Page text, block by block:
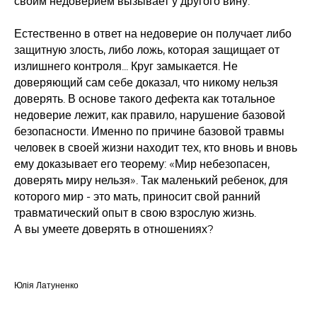
Естественно в ответ на недоверие он получает либо
защитную злость, либо ложь, которая защищает от
излишнего контроля... Круг замыкается. Не
доверяющий сам себе доказал, что никому нельзя
доверять. В основе такого дефекта как тотальное
недоверие лежит, как правило, нарушение базовой
безопасности. Именно по причине базовой травмы
человек в своей жизни находит тех, кто вновь и вновь
ему доказывает его теорему: «Мир небезопасен,
доверять миру нельзя». Так маленький ребенок, для
которого мир - это мать, приносит свой ранний
травматический опыт в свою взрослую жизнь.
А вы умеете доверять в отношениях?
Юлія Латуненко